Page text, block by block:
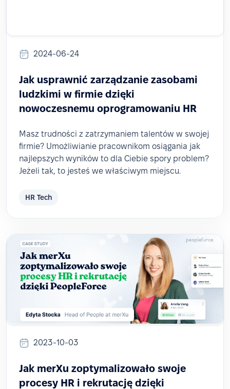
2024-06-24
Jak usprawnić zarządzanie zasobami
ludzkimi w firmie dzięki
nowoczesnemu oprogramowaniu HR
Masz trudności z zatrzymaniem talentów w swojej
firmie? Umożliwianie pracownikom osiągania jak
najlepszych wyników to dla Ciebie spory problem?
Jeżeli tak, to jesteś we właściwym miejscu.
HR Tech
2023-10-03
Jak merXu zoptymalizowało swoje
procesy HR i rekrutację dzięki